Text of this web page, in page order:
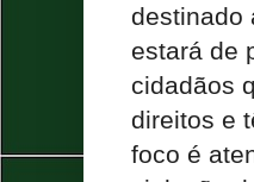
destinado
estará de
cidadãos
direitos e
foco é